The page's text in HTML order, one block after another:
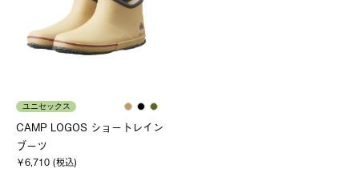
ユニセックス
CAMP LOGOS ショートレイン
ブーツ
￥6,710 (税込)